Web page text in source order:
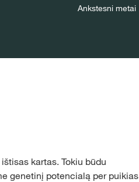
Ankstesni metai
kartas. Tokiu būdu
genetinį potencialą per puikias